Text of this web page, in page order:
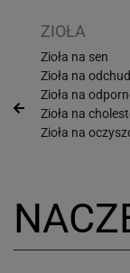
ZIOŁA
Zioła na sen
Zioła na
Zioła na
Zioła na
Zioła na